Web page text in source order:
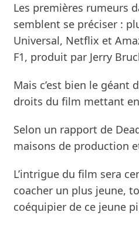
Les premières rumeurs
semblent se préciser :
Universal, Netflix et
F1, produit par Jerry
Mais c’est bien le géant
droits du film mettant
Selon un rapport de
maisons de production
L’intrigue du film sera
coacher un plus jeune,
coéquipier de ce jeune